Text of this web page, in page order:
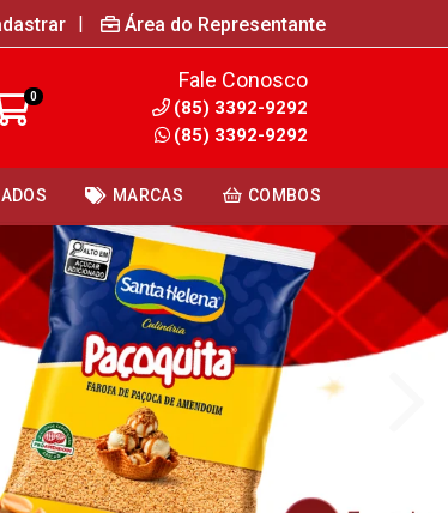
| Área do Representante
0
Fale Conosco
(85) 3392-9292
(85) 3392-9292
MARCAS COMBOS